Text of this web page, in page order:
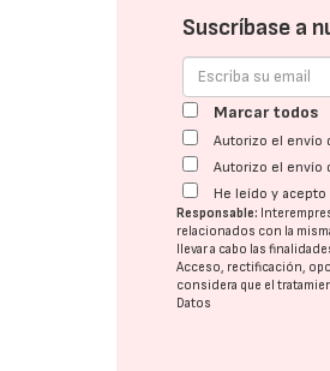
Suscríbase a
Marcar todos
Autorizo el envío
Autorizo el envío
He leído y
Responsable:
relacionados con la
llevar a cabo las
Acceso, rectificación,
considera que el
Datos